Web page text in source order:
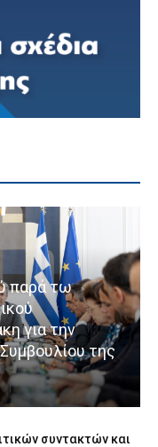
παρά τω
για την
της
συντακτών και